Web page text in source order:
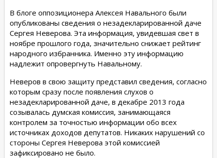
В блоге оппозиционера Алексея Навального были
опубликованы сведения о незадекларированной даче
Сергея Неверова. Эта информация, увидевшая свет в
ноябре прошлого года, значительно снижает рейтинг
народного избранника. Именно эту информацию
надлежит опровергнуть Навальному.
Неверов в свою защиту представил сведения, согласно
которым сразу после появления слухов о
незадекларированной даче, в декабре 2013 года
созывалась думская комиссия, занимающаяся
контролем за точностью информации обо всех
источниках доходов депутатов. Никаких нарушений со
стороны Сергея Неверова этой комиссией
зафиксировано не было.